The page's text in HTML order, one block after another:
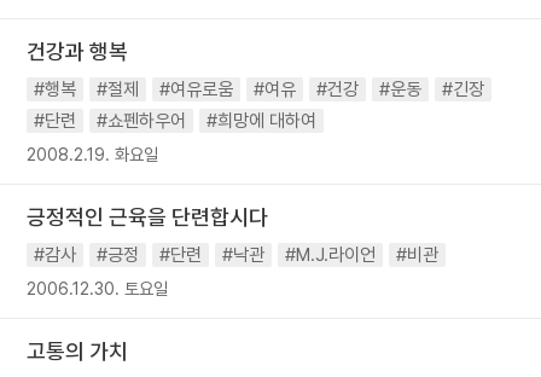
건강과 행복
#행복 #절제 #여유로움 #여유 #건강 #운동
#긴장
#단련
#쇼펜하우어 #희망에 대하여
2008.2.19. 화요일
긍정적인 근육을 단련합시다
#감사 #긍정 #단련 #낙관 #M.J.라이언 #비관
2006.12.30. 토요일
고통의 가치